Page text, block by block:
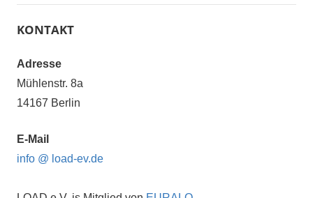
KONTAKT
Adresse
Mühlenstr. 8a
14167 Berlin
E-Mail
info @ load-ev.de